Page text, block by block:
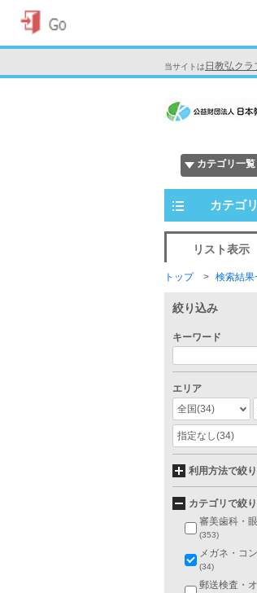
当サイトは 日教弘クラ
カテゴリ一覧
カテゴ
リスト表示
トップ 検索結果
絞り込み
キーワード
エリア
全国(34)
指定なし(34)
利用方法で絞
カテゴリで絞
審美歯科・
(353)
メガネ・コ
(34)
郵送検査・